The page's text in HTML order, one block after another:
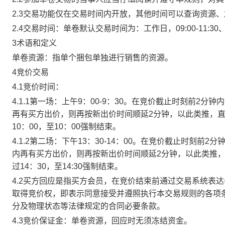
2.3交易功能仅在交易时间内开放，其他时间可以查询资源
2.4交易时间：单卷默认交易时间为：工作日，09:00-11:30
3术语和定义
单卷资源：指单个捆包单独进行销售的资源。
4竞价交易
4.1竞价时间：
4.1.1第一场：上午9：00-9：30。在竞价截止时刻前2分钟
再有买方出价，则再按新出价时间顺延2分钟，以此类推，
10：00，至10：00强制结束。
4.1.2第二场：下午13：30-14：00。在竞价截止时刻前2分
内再有买方出价，则再按新出价时间顺延2分钟，以此类推
过14：30，至14:30强制结束。
4.2买方回应是指买方会员，在竞价结束前通过交易系统表
取得竞价权，即表示同意接受并遵照执行本交易规则的各
分及物理状态等法律规定的合同必要条款。
4.3竞价保证金：单卷资源，回应时无须冻结资金。